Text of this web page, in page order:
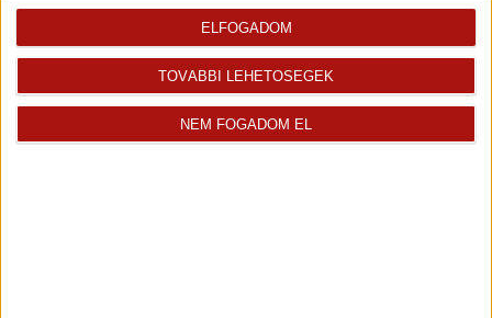
TOVÁBBI LEHETŐSÉGEK
NEM FOGADOM EL
ELFOGADOM